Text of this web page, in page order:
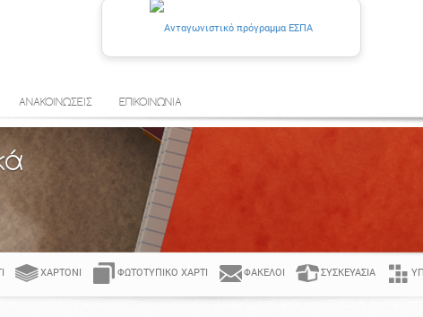
ΑΝΑΚΟΙΝΩΣΕΙΣ ΕΠΙΚΟΙΝΩΝΙΑ
ΧΑΡΤΌΝΙ ΦΩΤΟΤΥΠΙΚΌ ΧΑΡΤΊ ΦΆΚΕΛΟΙ ΣΥΣΚΕΥΑΣΊΑ